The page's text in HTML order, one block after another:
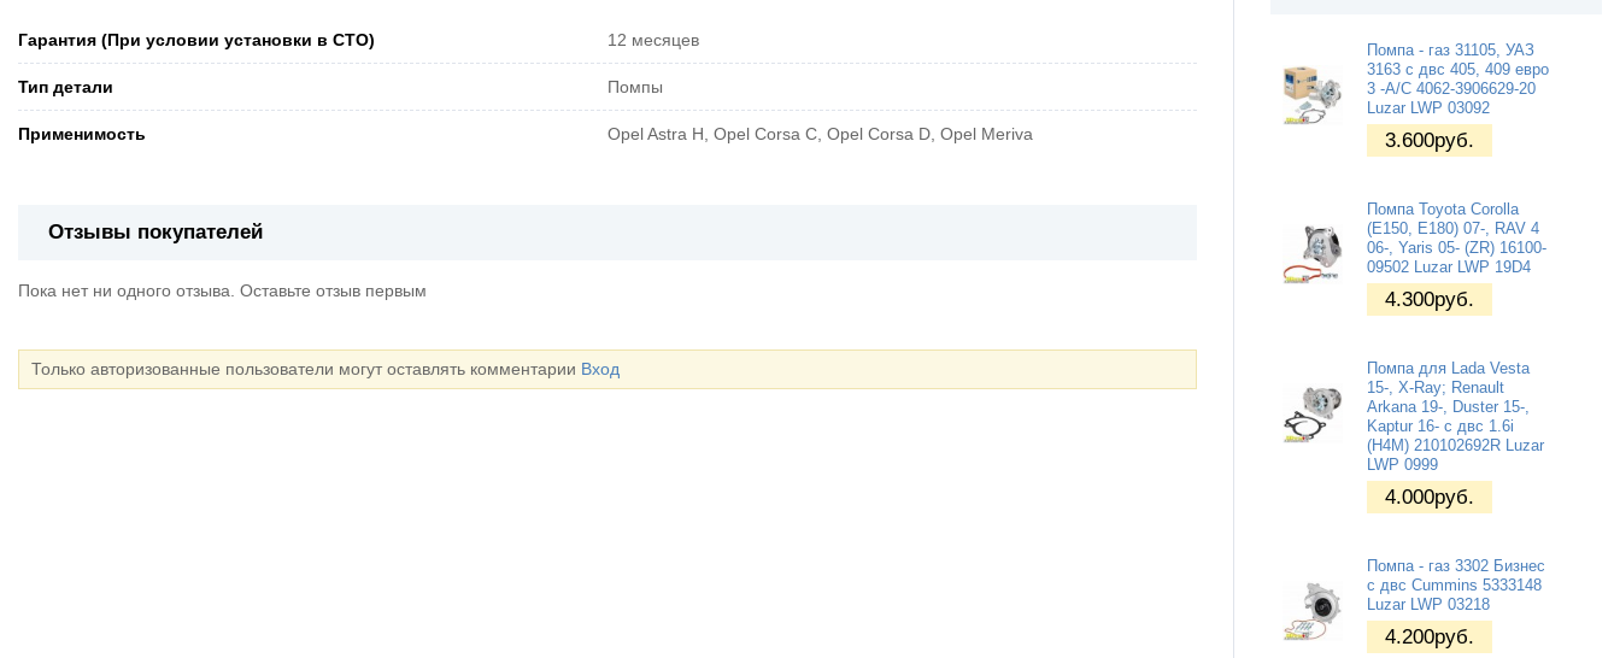
Гарантия (При условии установки в СТО) 12 месяцев
Тип детали Помпы
Применимость Opel Astra H, Opel Corsa C, Opel Corsa D, Opel Meriva
Отзывы покупателей
Пока нет ни одного отзыва. Оставьте отзыв первым
Только авторизованные пользователи могут оставлять комментарии Вход
Помпа - газ 31105, УАЗ
3163 с двс 405, 409 евро
3 -A/C 4062-3906629-20
Luzar LWP 03092
3.600руб.
Помпа Toyota Corolla
(E150, E180) 07-, RAV 4
06-, Yaris 05- (ZR) 16100-
09502 Luzar LWP 19D4
4.300руб.
Помпа для Lada Vesta
15-, X-Ray; Renault
Arkana 19-, Duster 15-,
Kaptur 16- с двс 1.6i
(H4M) 210102692R Luzar
LWP 0999
4.000руб.
Помпа - газ 3302 Бизнес
с двс Cummins 5333148
Luzar LWP 03218
4.200руб.